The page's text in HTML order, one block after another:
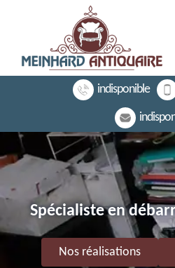
indisponible
Spécialiste en
Nos réalisations